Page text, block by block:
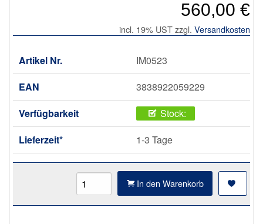
560,00 €
incl. 19% UST zzgl. Versandkosten
Artikel Nr.
IM0523
EAN
3838922059229
Verfügbarkeit
Stock:
Lieferzeit*
1-3 Tage
In den Warenkorb